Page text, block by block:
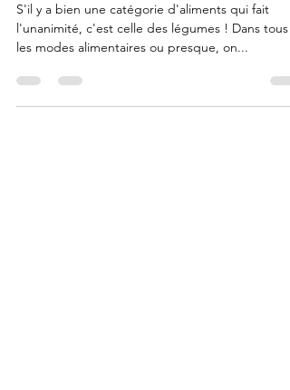
pour la santé ?
S'il y a bien une catégorie d'aliments qui fait
les modes alimentaires ou presque, on...